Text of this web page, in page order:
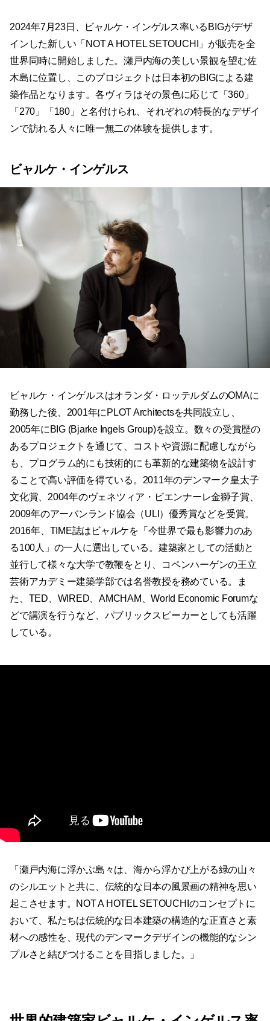
2024年7月23日、ビャルケ・インゲルス率いるBIGがデザ
インした新しい「NOT A HOTEL SETOUCHI」が販売を全
世界同時に開始しました。瀬戸内海の美しい景観を望む佐
木島に位置し、このプロジェクトは日本初のBIGによる建
築作品となります。各ヴィラはその景色に応じて「360」
「270」「180」と名付けられ、それぞれの特長的なデザイ
ンで訪れる人々に唯一無二の体験を提供します。
ビャルケ・インゲルス
ビャルケ・インゲルスはオランダ・ロッテルダムのOMAに
勤務した後、2001年にPLOT Architectsを共同設立し、
2005年にBIG (Bjarke Ingels Group)を設立。数々の受賞歴の
あるプロジェクトを通じて、コストや資源に配慮しながら
も、プログラム的にも技術的にも革新的な建築物を設計す
ることで高い評価を得ている。2011年のデンマーク皇太子
文化賞、2004年のヴェネツィア・ビエンナーレ金獅子賞、
2009年のアーバンランド協会（ULI）優秀賞などを受賞。
2016年、TIME誌はビャルケを「今世界で最も影響力のあ
る100人」の一人に選出している。建築家としての活動と
並行して様々な大学で教鞭をとり、コペンハーゲンの王立
芸術アカデミー建築学部では名誉教授を務めている。ま
た、TED、WIRED、AMCHAM、World Economic Forumな
どで講演を行うなど、パブリックスピーカーとしても活躍
している。
「瀬戸内海に浮かぶ島々は、海から浮かび上がる緑の山々
のシルエットと共に、伝統的な日本の風景画の精神を思い
起こさせます。NOT A HOTEL SETOUCHIのコンセプトに
おいて、私たちは伝統的な日本建築の構造的な正直さと素
材への感性を、現代のデンマークデザインの機能的なシン
プルさと結びつけることを目指しました。」